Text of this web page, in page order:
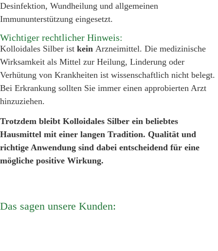
Desinfektion, Wundheilung und allgemeinen
Immununterstützung eingesetzt.
Wichtiger rechtlicher Hinweis:
Kolloidales Silber ist kein Arzneimittel. Die medizinische
Wirksamkeit als Mittel zur Heilung, Linderung oder
Verhütung von Krankheiten ist wissenschaftlich nicht belegt.
Bei Erkrankung sollten Sie immer einen approbierten Arzt
hinzuziehen.
Trotzdem bleibt Kolloidales Silber ein beliebtes
Hausmittel mit einer langen Tradition. Qualität und
richtige Anwendung sind dabei entscheidend für eine
mögliche positive Wirkung.
Das sagen unsere Kunden: